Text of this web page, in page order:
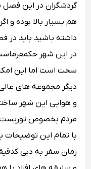
گردشگران در این فصل
هم بسیار بالا بوده و
داشته باشید باید در
در این شهر
سخت است اما این
دیگر مجموعه های
و هوایی این شهر
مردم بخصوص توریست
با تمام این توضیحات
زمان سفر به دبی